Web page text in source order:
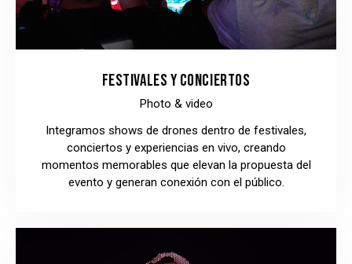
FESTIVALES Y CONCIERTOS
Photo & video
Integramos shows de drones dentro de festivales,
conciertos y experiencias en vivo, creando
momentos memorables que elevan la propuesta del
evento y generan conexión con el público.